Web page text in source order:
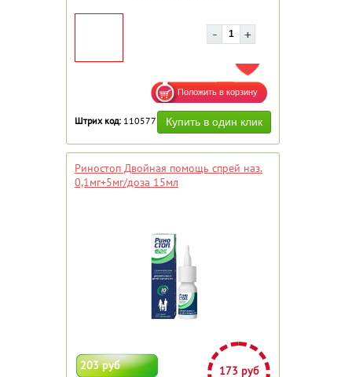
ДОБАВИТЬ В ИЗБРАННОЕ
Штрих код: 110577
Риностоп Двойная помощь спрей наз.
0,1мг+5мг/доза 15мл
203 руб 173 руб